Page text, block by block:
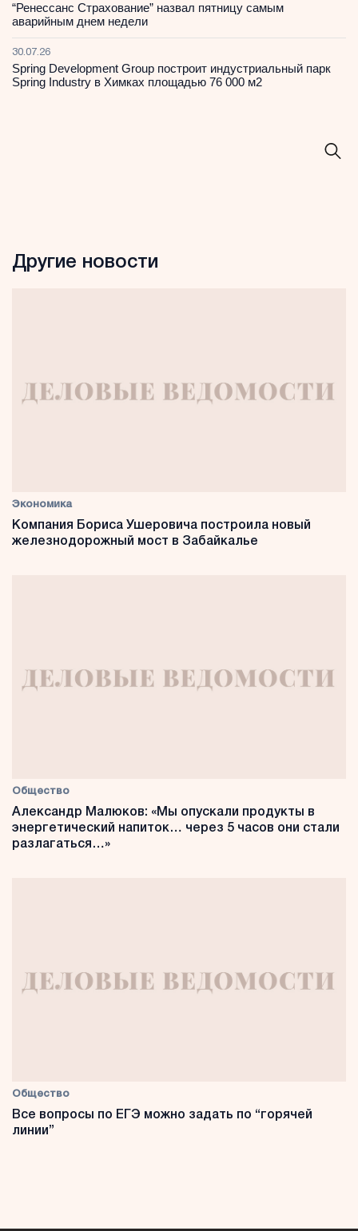
“Ренессанс Страхование” назвал пятницу самым
аварийным днем недели
30.07.26
Spring Development Group построит индустриальный парк
Spring Industry в Химках площадью 76 000 м2
Другие новости
Экономика
Компания Бориса Ушеровича построила новый
железнодорожный мост в Забайкалье
Общество
Александр Малюков: «Мы опускали продукты в
энергетический напиток… через 5 часов они стали
разлагаться…»
Общество
Все вопросы по ЕГЭ можно задать по “горячей
линии”